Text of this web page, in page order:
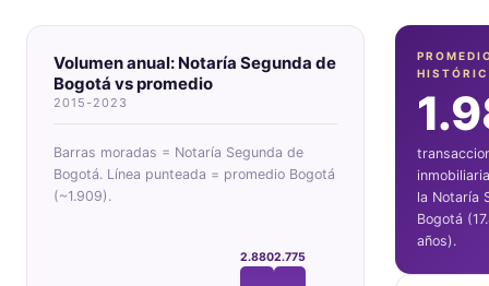
Volumen anual: Notaría Segunda de
Bogotá vs promedio
2015-2023
Barras moradas = Notaría Segunda de
Bogotá. Línea punteada = promedio Bogotá
(~1.909).
2.8802.775
la Notaría
Bogotá
años).